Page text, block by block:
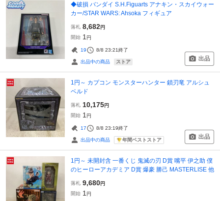
◆破損 バンダイ S.H.Figuarts アナキン・スカイウォー
カー/STAR WARS: Ahsoka フィギュア
落札 8,682円
開始 1 円
19 8/8 23:21終了
出品中の商品 ストア 出品
1円～ カプコン モンスターハンター 鎖刃竜 アルシュ
ベルド
落札 10,175円
開始 1 円
17 8/8 23:19終了
出品中の商品 年間ベストストア 出品
1円～ 未開封含 一番くじ 鬼滅の刃 D賞 嘴平 伊之助 僕
のヒーローアカデミア D賞 爆豪 勝己 MASTERLISE 他
落札 9,680円
開始 1 円